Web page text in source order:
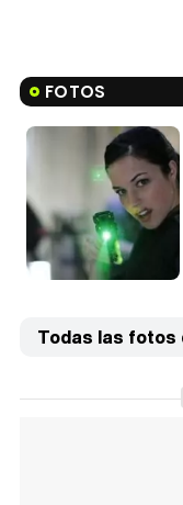
FOTOS
Todas las fotos